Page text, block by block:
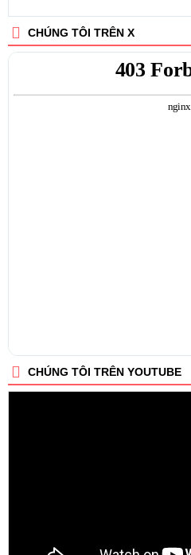
CHÚNG TÔI TRÊN X
CHÚNG TÔI TRÊN YOUTUBE